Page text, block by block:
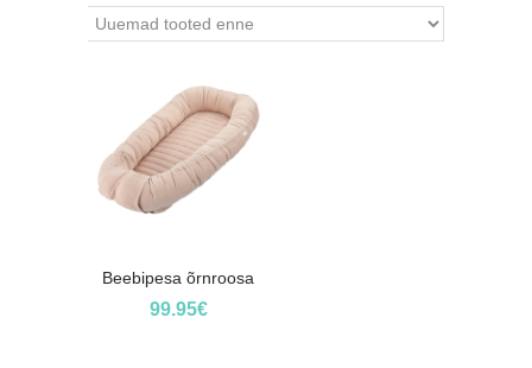
Beebipesa õrnroosa
99.95€